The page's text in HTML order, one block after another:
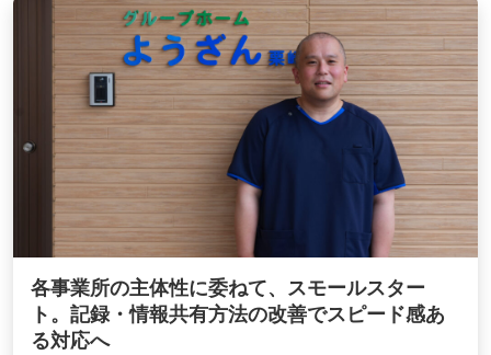
各事業所の主体性に委ねて、スモールスター
ト。記録・情報共有方法の改善でスピード感あ
る対応へ